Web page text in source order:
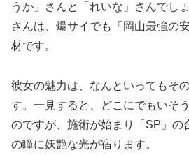
うか」さんと「れいな」さんでし
さんは、爆サイでも「岡山最強の
材です。
彼女の魅力は、なんといってもそ
す。一見すると、どこにでもいそ
のですが、施術が始まり「SP」の
の瞳に妖艶な光が宿ります。